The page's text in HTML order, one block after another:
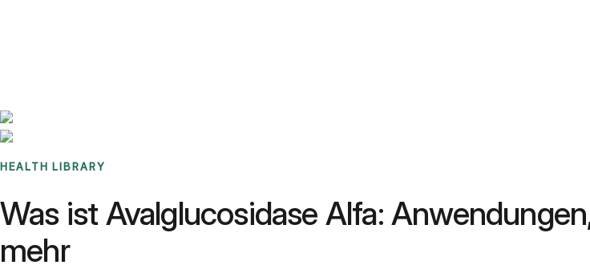
HEALTH LIBRARY
Was ist Avalglucosidase Alfa:
mehr